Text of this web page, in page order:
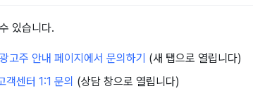
있습니다.
고주 안내 페이지에서 문의하기 (새 탭으로 열립니다)
객센터 1:1 문의 (상담 창으로 열립니다)